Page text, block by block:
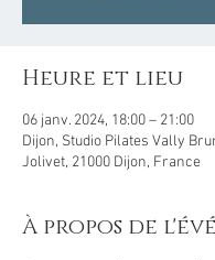
Heure et lieu
06 janv. 2024, 18:00 – 21:00
Dijon, Studio Pilates Vally
Jolivet, 21000 Dijon, France
À propos de